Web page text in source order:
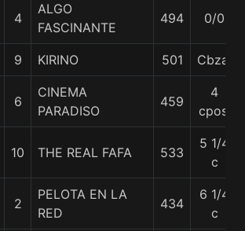
4
ALGO
FASCINANTE
494 0/0
9 KIRINO 501 Cbza.
6
CINEMA
PARADISO
459
4
cpos.
10 THE REAL FAFA 533
5 1/4
c
2
PELOTA EN LA
RED
434
6 1/4
c